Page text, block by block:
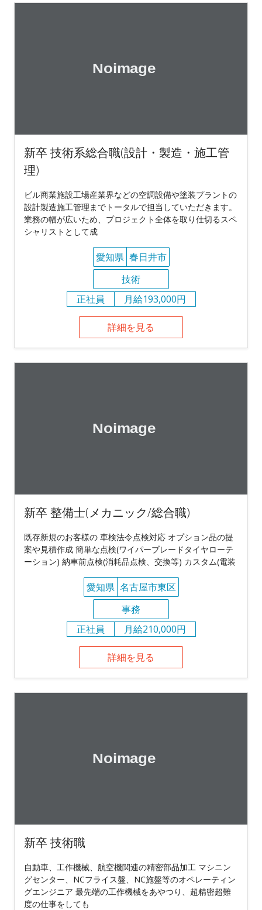
新卒 技術系総合職(設計・製造・施工管
理)
ビル商業施設工場産業界などの空調設備や塗装プラントの
設計製造施工管理までトータルで担当していただきます。
業務の幅が広いため、プロジェクト全体を取り仕切るスペ
シャリストとして成
愛知県 春日井市
技術
正社員
月給193,000円
詳細を見る
新卒 整備士(メカニック/総合職)
既存新規のお客様の 車検法令点検対応 オプション品の提
案や見積作成 簡単な点検(ワイパーブレードタイヤローテ
ーション) 納車前点検(消耗品点検、交換等) カスタム(電装
愛知県 名古屋市東区
事務
正社員
月給210,000円
詳細を見る
新卒 技術職
自動車、工作機械、航空機関連の精密部品加工 マシニン
グセンター、NCフライス盤、NC施盤等のオペレーティン
グエンジニア 最先端の工作機械をあやつり、超精密超難
度の仕事をしても